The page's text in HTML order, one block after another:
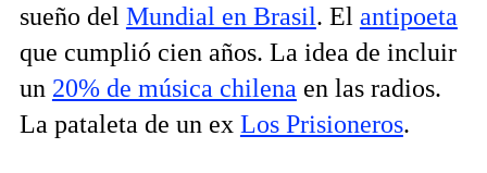
sueño del Mundial en Brasil. El antipoeta
que cumplió cien años. La idea de incluir
un 20% de música chilena en las radios.
La pataleta de un ex Los Prisioneros.